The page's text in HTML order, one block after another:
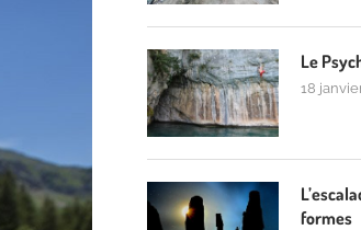
Le
18
formes